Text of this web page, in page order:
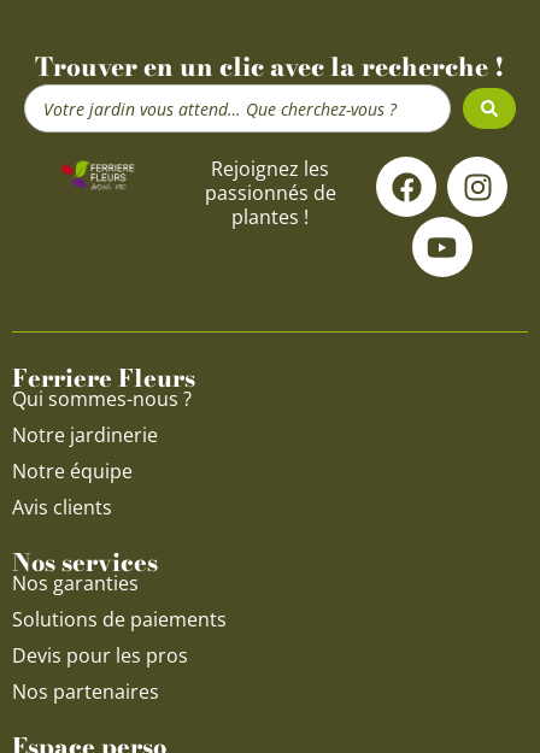
Trouver en un clic avec la recherche !
Search
...
Rejoignez les
passionnés de
plantes !
F
a
c
e
o
I
n
s
g
Y
o
u
t
u
b
Ferriere Fleurs
Qui sommes-nous ?
Notre jardinerie
Notre équipe
Avis clients
Nos services
Nos garanties
Solutions de paiements
Devis pour les pros
Nos partenaires